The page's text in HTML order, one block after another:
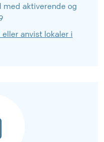
aktiverende og
anvist lokaler i